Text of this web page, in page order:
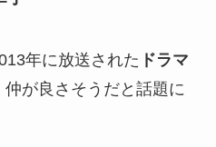
年に放送された ドラマ
が良さそうだと話題に